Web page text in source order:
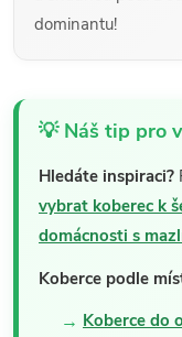
dominantu!
💡 Náš tip pro
Hledáte inspiraci?
vybrat koberec k
domácnosti s
Koberce podle
Koberce do